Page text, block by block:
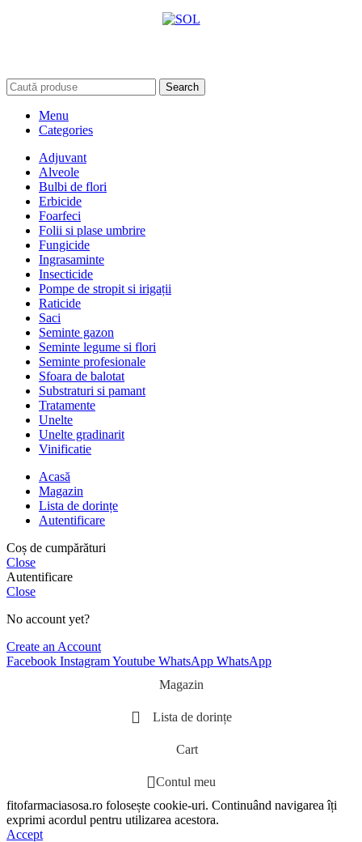
Search
Menu
Categories
Adjuvant
Alveole
Bulbi de flori
Erbicide
Foarfeci
Folii si plase umbrire
Fungicide
Ingrasaminte
Insecticide
Pompe de stropit si irigații
Raticide
Saci
Seminte gazon
Seminte legume si flori
Seminte profesionale
Sfoara de balotat
Substraturi si pamant
Tratamente
Unelte
Unelte gradinarit
Vinificatie
Acasă
Magazin
Lista de dorințe
Autentificare
Coș de cumpărături
Close
Autentificare
Close
No account yet?
Create an Account
Facebook InstagramYoutube WhatsApp WhatsApp
Magazin
Lista de dorințe
Cart
Contul meu
fitofarmaciasosa.ro folosește cookie-uri. Continuând navigarea îți
exprimi acordul pentru utilizarea acestora.
Accept